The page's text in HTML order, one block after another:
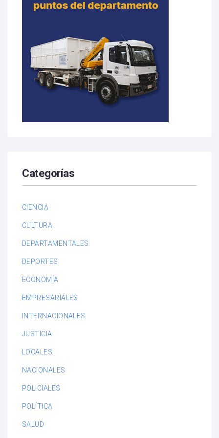
Categorías
CIENCIA
CULTURA
DEPARTAMENTALES
DEPORTES
ECONOMÍA
EMPRESARIALES
INTERNACIONALES
JUSTICIA
LOCALES
NACIONALES
POLICIALES
POLÍTICA
SALUD